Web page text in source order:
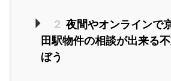
2 夜間やオンラインで
田駅物件の相談が出来る
ぼう